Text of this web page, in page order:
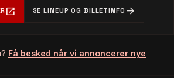
open_in_new SE LINEUP OG BILLETINFO arrow_forward
Få besked når vi annoncerer nye